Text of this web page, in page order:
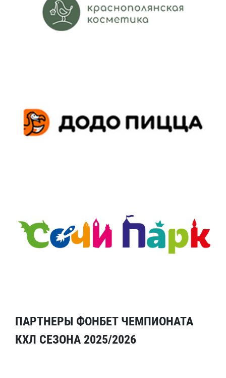
ПАРТНЕРЫ ФОНБЕТ ЧЕМПИОНАТА
КХЛ СЕЗОНА 2025/2026